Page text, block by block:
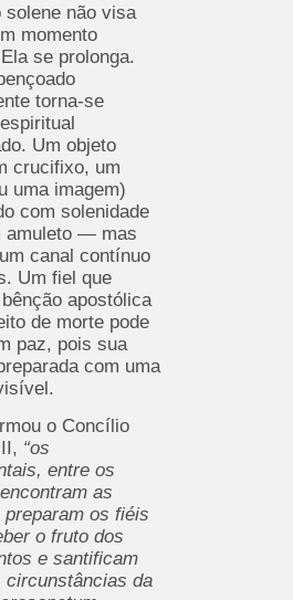
solene não visa
momento
se prolonga.
torna-se
Um objeto
crucifixo, um
uma imagem)
com solenidade
amuleto — mas
canal contínuo
Um fiel que
apostólica
de morte pode
paz, pois sua
com uma
o Concílio
“os
entre os
as
preparam os fiéis
o fruto dos
e santificam
circunstâncias da